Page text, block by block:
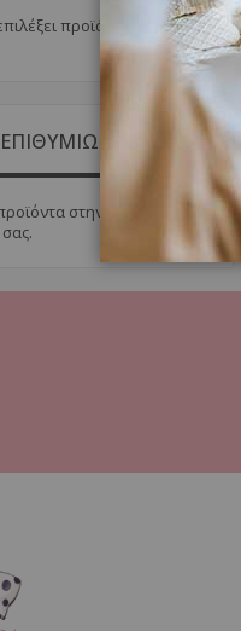
προϊόντα για
ΜΟΥ
στην λίστα